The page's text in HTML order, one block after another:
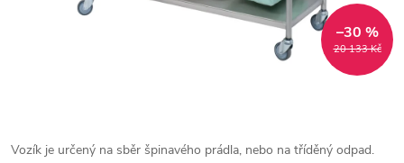
20 133 Kč
–30 %
Vozík je určený na sběr špinavého prádla, nebo na tříděný odpad.